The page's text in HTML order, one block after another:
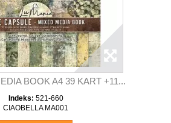
BOOK A4 39 KART +11...
Indeks: 521-660
CIAOBELLA MA001